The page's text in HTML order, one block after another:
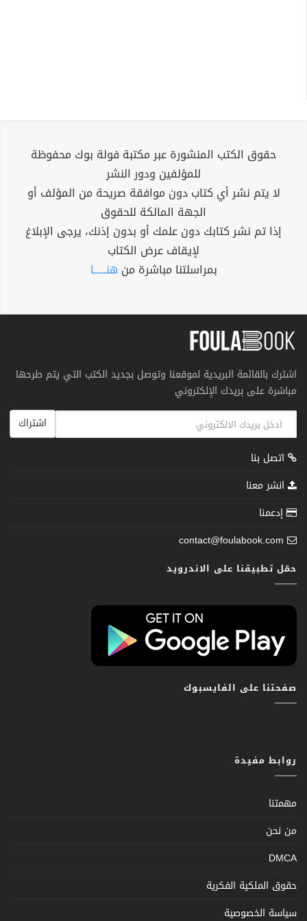
حقوق الكتب المنشورة عبر مكتبة فولة بوك محفوظة
للمؤلفين ودور النشر
لا يتم نشر أي كتاب دون موافقة صريحة من المؤلف أو
الجهة المالكة للحقوق
إذا تم نشر كتابك دون علمك أو بدون إذنك، يرجى الإبلاغ
لإيقاف عرض الكتاب
بمراسلتنا مباشرة من هنــــــا
اشترك بالقائمة البريدية لموقعنا وتوصل بجديد الكتب التي يتم طرحها
مباشرة على بريدك الإلكتروني
اشتراك
اتصل بنا
انشر معنا
إدعمنا
contact@foulabook.com
حمّل تطبيقنا على الاندرويد
صفحتنا على الفايسبوك
روابط مفيدة
مهمتنا
من نحن
DMCA
حقوق الملكية الفكرية
سياسة الخصوصية